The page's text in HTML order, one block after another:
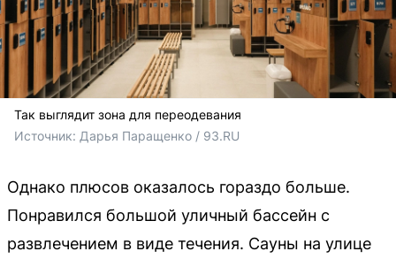
Так выглядит зона для переодевания
Источник: Дарья Паращенко / 93.RU
Однако плюсов оказалось гораздо больше.
Понравился большой уличный бассейн с
развлечением в виде течения. Сауны на улице